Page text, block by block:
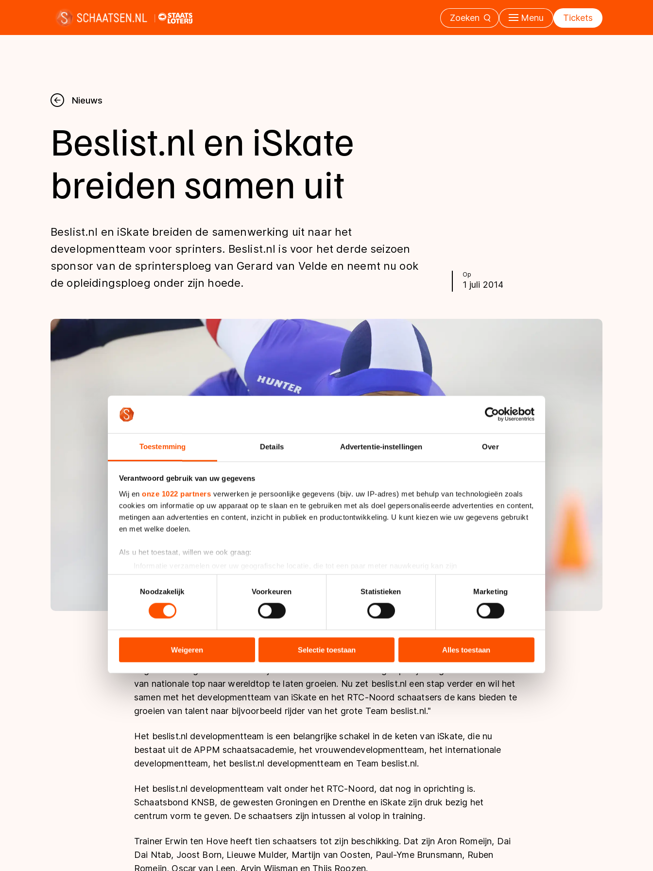
Toestemming Details Advertentie-instellingen Over
Verantwoord gebruik van uw gegevens
Wij en onze 1022 partners verwerken je persoonlijke gegevens (bijv. uw IP-adres) met behulp van technologieën zoals
cookies om informatie op uw apparaat op te slaan en te gebruiken met als doel gepersonaliseerde advertenties en content,
metingen aan advertenties en content, inzicht in publiek en productontwikkeling. U kunt kiezen wie uw gegevens gebruikt
en met welke doelen.
Als u het toestaat, willen we ook graag:
Informatie verzamelen over uw geografische locatie, die tot een paar meter nauwkeurig kan zijn
Uw apparaat identificeren door het actief te scannen op specifieke eigenschappen (fingerprinting)
Lees meer over hoe uw persoonlijke gegevens worden verwerkt en stel uw voorkeuren in het
detailgedeeltein. U kunt uw
toestemming op elk moment wijzigen of intrekken in de Cookieverklaring.
analyseren. We delen informatie over uw gebruik van onze site met onze partners voor social media, advertenties en
analyse. Zij kunnen deze combineren met andere gegevens die u aan hen heeft verstrekt of die zij hebben verzameld via
hun services. Sommige partners kunnen gegevens doorgeven aan landen buiten de EU, zoals de VS, waar mogelijk geen
adequaat beschermingsniveau geldt volgens de GDPR. Door op ‘Toestaan’ te klikken, stemt u in met deze overdracht.
Meer informatie vindt u in onscookiebeleid.
Noodzakelijk
Voorkeuren Statistieken Marketing
Weigeren Selectie toestaan Alles toestaan
Zoeken Menu Tickets
Nieuws
Kalender
Disciplines
Uitslagen
Tijden & historie
De weg op
Olympische Spelen
Nieuws
Op
1 juli 2014
Beslist.nl en iSkate
breiden samen uit
Beslist.nl en iSkate breiden de samenwerking uit naar het
developmentteam voor sprinters. Beslist.nl is voor het derde seizoen
sponsor van de sprintersploeg van Gerard van Velde en neemt nu ook
de opleidingsploeg onder zijn hoede.
"Beslist.nl is een bedrijf dat voortdurend groeit en zich ontwikkelt en dat past bij deze ploeg",
zegt Yuri Solinger van iSkate. "Bij Team beslist.nl is het de afgelopen jaren gelukt schaatsers
van nationale top naar wereldtop te laten groeien. Nu zet beslist.nl een stap verder en wil het
samen met het developmentteam van iSkate en het RTC-Noord schaatsers de kans bieden te
groeien van talent naar bijvoorbeeld rijder van het grote Team beslist.nl."
Het beslist.nl developmentteam is een belangrijke schakel in de keten van iSkate, die nu
bestaat uit de APPM schaatsacademie, het vrouwendevelopmentteam, het internationale
developmentteam, het beslist.nl developmentteam en Team beslist.nl.
Het beslist.nl developmentteam valt onder het RTC-Noord, dat nog in oprichting is.
Schaatsbond KNSB, de gewesten Groningen en Drenthe en iSkate zijn druk bezig het
centrum vorm te geven. De schaatsers zijn intussen al volop in training.
Trainer Erwin ten Hove heeft tien schaatsers tot zijn beschikking. Dat zijn Aron Romeijn, Dai
Dai Ntab, Joost Born, Lieuwe Mulder, Martijn van Oosten, Paul-Yme Brunsmann, Ruben
Romeijn, Oscar van Leen, Arvin Wijsman en Thijs Roozen.